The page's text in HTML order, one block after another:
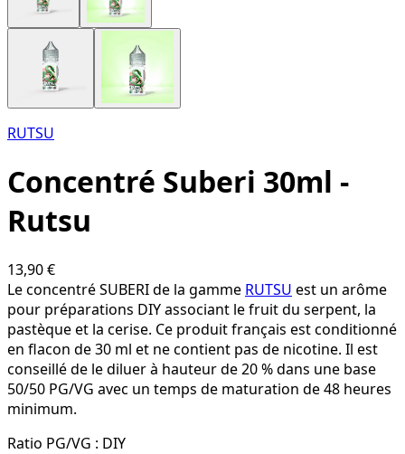
RUTSU
Concentré Suberi 30ml -
Rutsu
13,90 €
Le concentré SUBERI de la gamme RUTSU est un arôme
pour préparations DIY associant le fruit du serpent, la
pastèque et la cerise. Ce produit français est conditionné
en flacon de 30 ml et ne contient pas de nicotine. Il est
conseillé de le diluer à hauteur de 20 % dans une base
50/50 PG/VG avec un temps de maturation de 48 heures
minimum.
Ratio PG/VG : DIY